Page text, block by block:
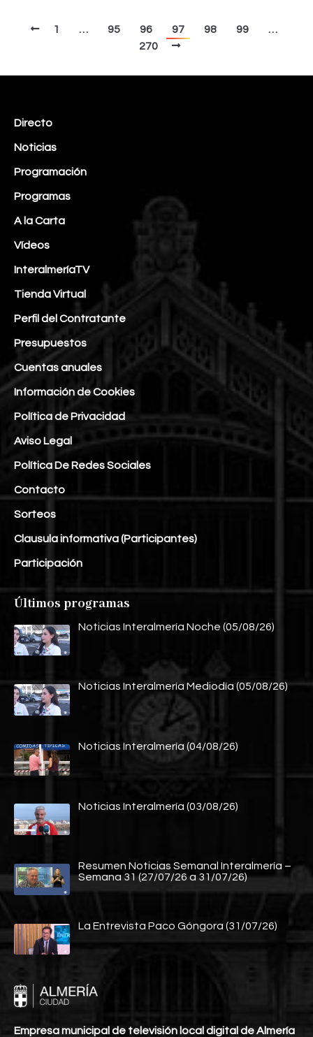
1 … 95 96 97 98 99
…
270
Directo
Noticias
Programación
Programas
A la Carta
Vídeos
InteralmeríaTV
Tienda Virtual
Perfil del Contratante
Presupuestos
Cuentas anuales
Información de Cookies
Política de Privacidad
Aviso Legal
Política De Redes Sociales
Contacto
Sorteos
Clausula informativa (Participantes)
Participación
Últimos programas
Noticias Interalmería Noche (05/08/26)
Noticias Interalmería Mediodía (05/08/26)
Noticias Interalmería (04/08/26)
Noticias Interalmería (03/08/26)
Resumen Noticias Semanal Interalmería –
Semana 31 (27/07/26 a 31/07/26)
La Entrevista Paco Góngora (31/07/26)
Empresa municipal de televisión local digital de Almería